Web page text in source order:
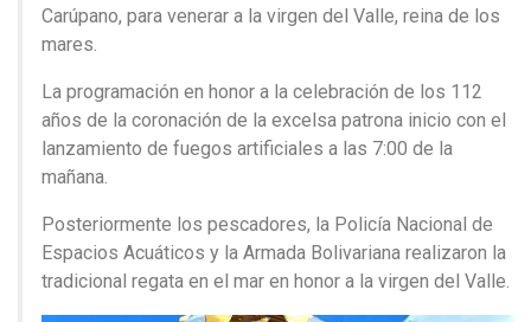
Carúpano, para venerar a la virgen del Valle, reina de los
mares.
La programación en honor a la celebración de los 112
años de la coronación de la excelsa patrona inicio con el
lanzamiento de fuegos artificiales a las 7:00 de la
mañana.
Posteriormente los pescadores, la Policía Nacional de
Espacios Acuáticos y la Armada Bolivariana realizaron la
tradicional regata en el mar en honor a la virgen del Valle.